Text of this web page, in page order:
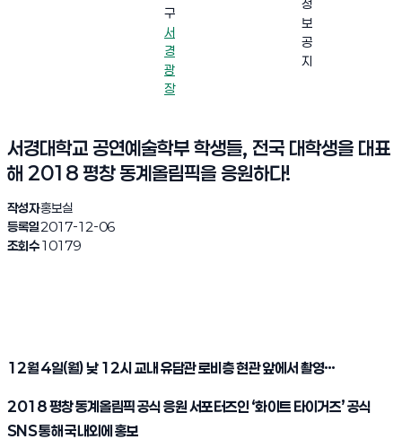
구
서
경
광
장
정
보
공
지
서경대학교 공연예술학부 학생들, 전국 대학생을 대표
해 2018 평창 동계올림픽을 응원하다!
작성자홍보실
등록일2017-12-06
조회수10179
12월4일(월)낮 12시 교내 유담관 로비층 현관 앞에서 촬영…
2018평창 동계올림픽 공식 응원 서포터즈인 ‘화이트 타이거즈’공식
SNS통해 국내외에 홍보